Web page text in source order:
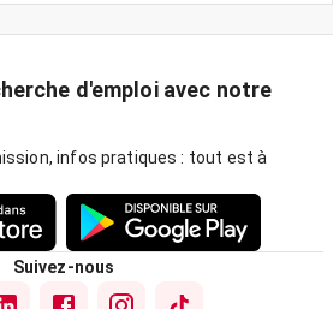
d'emploi avec notre
infos pratiques : tout est à
Suivez-nous